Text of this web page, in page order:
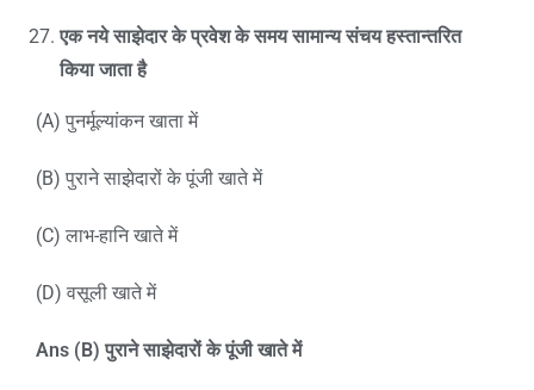
एक नये साझेदार के प्रवेश के समय सामान्य संचय हस्तान्तरित
किया जाता है
(A) पुनर्मूल्यांकन खाता में
(B) पुराने साझेदारों के पूंजी खाते में
(C) लाभ-हानि खाते में
(D) वसूली खाते में
Ans (B)पुराने साझेदारों के पूंजी खाते में